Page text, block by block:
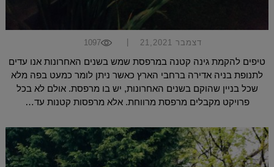
דצמבר 21,2021 1097
טיפים להקמת גינה קטנה במרפסת שמש בשנים האחרונות אנו עדים
לתנופת בניה אדירה ברחבי הארץ כאשר ניתן לומר כמעט בפה מלא
שכל בניין שהוקם בשנים האחרונות, יש בו מרפסת. אולם לא בכל
פרויקט מקבלים מרפסת מרווחת. אלא מרפסות קטנות עד…